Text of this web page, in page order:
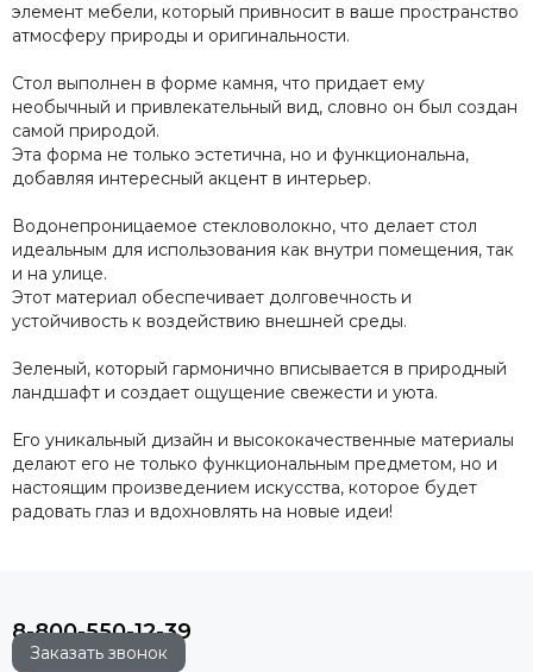
элемент мебели, который привносит в ваше пространство
атмосферу природы и оригинальности.
Стол выполнен в форме камня, что придает ему
необычный и привлекательный вид, словно он был создан
самой природой.
Эта форма не только эстетична, но и функциональна,
добавляя интересный акцент в интерьер.
Водонепроницаемое стекловолокно, что делает стол
идеальным для использования как внутри помещения, так
и на улице.
Этот материал обеспечивает долговечность и
устойчивость к воздействию внешней среды.
Зеленый, который гармонично вписывается в природный
ландшафт и создает ощущение свежести и уюта.
Его уникальный дизайн и высококачественные материалы
делают его не только функциональным предметом, но и
настоящим произведением искусства, которое будет
радовать глаз и вдохновлять на новые идеи!
8-800-550-12-39
Заказать звонок